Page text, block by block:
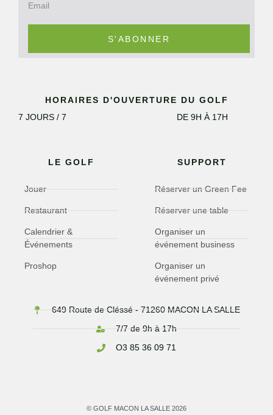
LE GOLF
Jouer
Restaurant
Calendrier &
Événements
Proshop
SUPPORT
Réserver un Green Fee
Réserver une table
Organiser un
événement business
Organiser un
événement privé
649 Route de Cléssé - 71260 MACON LA SALLE
7/7 de 9h à 17h
O3 85 36 09 71
© GOLF MACON LA SALLE 2026
S'ABONNER
HORAIRES D'OUVERTURE DU GOLF
7 JOURS / 7
DE 9H À 17H